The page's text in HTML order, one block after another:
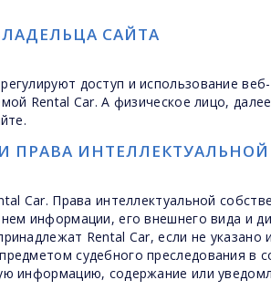
САЙТА
доступ и использование
Rental Car. А физическое лицо,
ПРАВА
Car. Права интеллектуальной
информации, его внешнего вида и
Rental Car, если не
судебного преследования в
информацию, содержание или